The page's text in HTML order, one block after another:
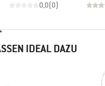
0,0(0)
IDEAL DAZU